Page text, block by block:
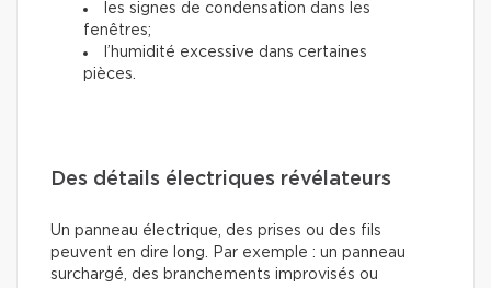
les signes de condensation dans les
fenêtres;
l’humidité excessive dans certaines
pièces.
Des détails électriques révélateurs
Un panneau électrique, des prises ou des fils
peuvent en dire long. Par exemple : un panneau
surchargé, des branchements improvisés ou